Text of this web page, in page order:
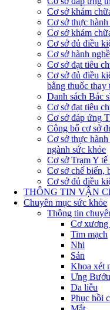
Cơ sở khám
Cơ sở thực
Cơ sở khám
Cơ sở đủ điều
Cơ sở hành
Cơ sở đạt tiêu
Cơ sở đủ điều
bằng thuốc thay
Danh sách Bác
Cơ sở đạt tiêu
Cơ sở đáp ứng
Công bố cơ sở
Cơ sở thực
ngành sức khỏe
Cơ sở Trạm Y
Cơ sở chế biến,
Cơ sở đủ điều
THÔNG TIN VẬN
Chuyên mục sức khỏe
Thông tin
Cơ xương
Tim mạch
Nhi
Sản
Khoa xét
Ưng Bướu
Da liễu
Phục hồi